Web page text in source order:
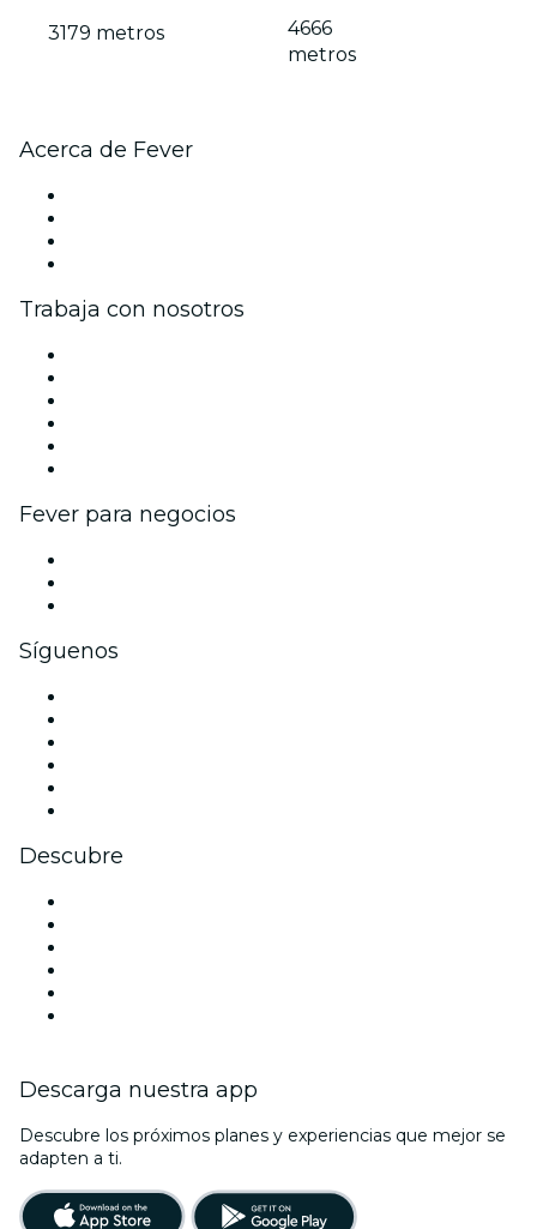
3179 metros
4666
metros
Acerca de Fever
Trabaja con nosotros
Fever para negocios
Síguenos
Descubre
Descarga nuestra app
Descubre los próximos planes y experiencias que mejor se
adapten a ti.